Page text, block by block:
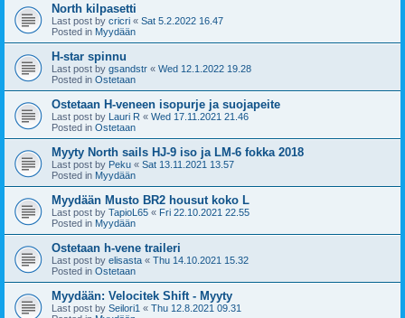
North kilpasetti
Last post by cricri « Sat 5.2.2022 16.47
Posted in Myydään
H-star spinnu
Last post by gsandstr « Wed 12.1.2022 19.28
Posted in Ostetaan
Ostetaan H-veneen isopurje ja suojapeite
Last post by Lauri R « Wed 17.11.2021 21.46
Posted in Ostetaan
Myyty North sails HJ-9 iso ja LM-6 fokka 2018
Last post by Peku « Sat 13.11.2021 13.57
Posted in Myydään
Myydään Musto BR2 housut koko L
Last post by TapioL65 « Fri 22.10.2021 22.55
Posted in Myydään
Ostetaan h-vene traileri
Last post by elisasta « Thu 14.10.2021 15.32
Posted in Ostetaan
Myydään: Velocitek Shift - Myyty
Last post by Seilori1 « Thu 12.8.2021 09.31